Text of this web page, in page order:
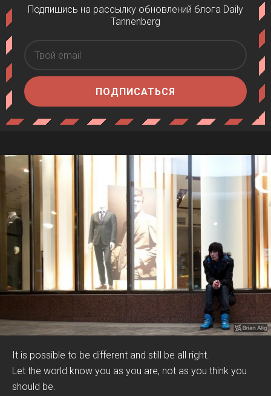
Подпишись на рассылку обновлений блога Daily
Tannenberg
ПОДПИСАТЬСЯ
It is possible to be different and still be all right.
Let the world know you as you are, not as you think you
should be.